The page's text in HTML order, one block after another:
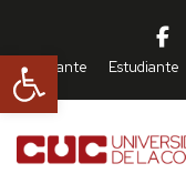
Abrir barra
Aspirante Estudiante